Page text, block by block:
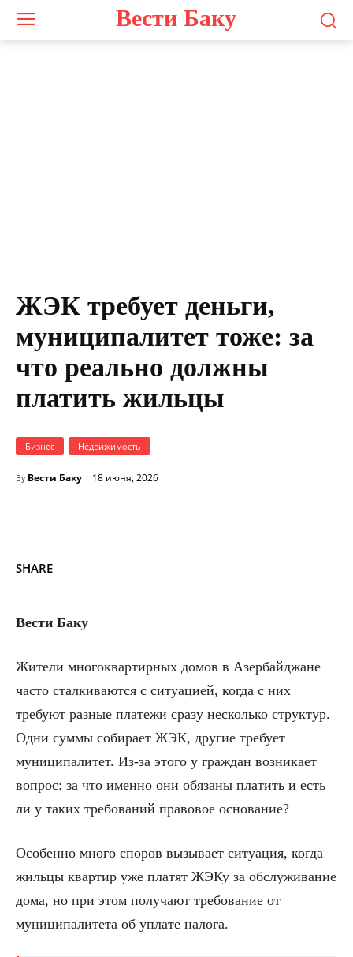
Вести Баку
ЖЭК требует деньги,
муниципалитет тоже: за
что реально должны
платить жильцы
Бизнес Недвижимость
By Вести Баку 18 июня, 2026
SHARE
Вести Баку
Жители многоквартирных домов в Азербайджане
часто сталкиваются с ситуацией, когда с них
требуют разные платежи сразу несколько структур.
Одни суммы собирает ЖЭК, другие требует
муниципалитет. Из-за этого у граждан возникает
вопрос: за что именно они обязаны платить и есть
ли у таких требований правовое основание?
Особенно много споров вызывает ситуация, когда
жильцы квартир уже платят ЖЭКу за обслуживание
дома, но при этом получают требование от
муниципалитета об уплате налога.